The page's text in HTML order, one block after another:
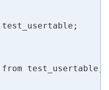
test_usertable;
test_usertable;